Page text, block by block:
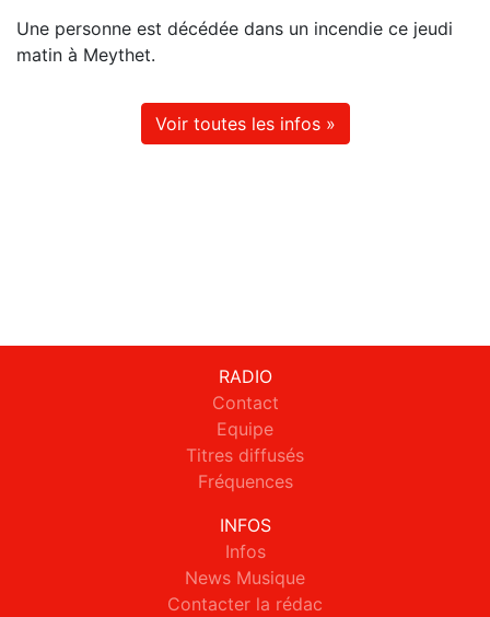
Une personne est décédée dans un incendie ce jeudi
matin à Meythet.
Voir toutes les infos »
RADIO
Contact
Equipe
Titres diffusés
Fréquences
INFOS
Infos
News Musique
Contacter la rédac